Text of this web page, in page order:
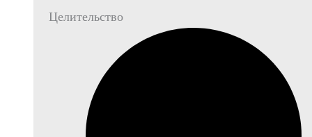
Целительство